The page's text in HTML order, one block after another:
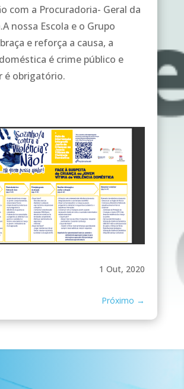
com a Procuradoria- Geral da
nossa Escola e o Grupo
e reforça a causa, a
é crime público e
é obrigatório.
1 Out, 2020
Próximo →